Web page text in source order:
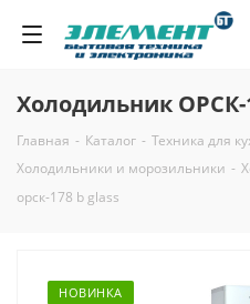
Холодильник ОРСК-
Главная - Каталог - Техника для
Холодильники и морозильники -
орск-178 b glass
НОВИНКА